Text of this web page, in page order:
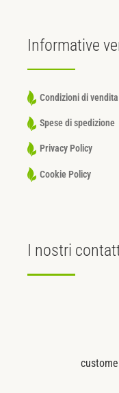
Informative
Condizioni di vendita
Spese di spedizione
Privacy Policy
Cookie Policy
I nostri